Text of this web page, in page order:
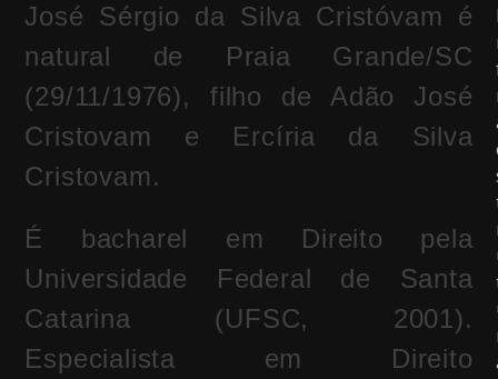
José Sérgio da Silva Cristóvam é
natural de Praia Grande/SC
(29/11/1976), filho de Adão José
Cristovam e Ercíria da Silva
Cristovam.
É bacharel em Direito pela
Universidade Federal de Santa
Catarina (UFSC, 2001).
Especialista em Direito